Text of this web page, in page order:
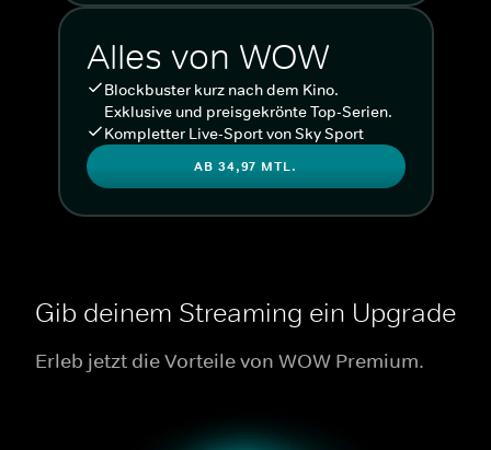
Alles von WOW
Blockbuster kurz nach dem Kino.
Exklusive und preisgekrönte Top-Serien.
Kompletter Live-Sport von Sky Sport
AB 34,97 MTL.
Gib deinem Streaming ein Upgrade
Erleb jetzt die Vorteile von WOW Premium.